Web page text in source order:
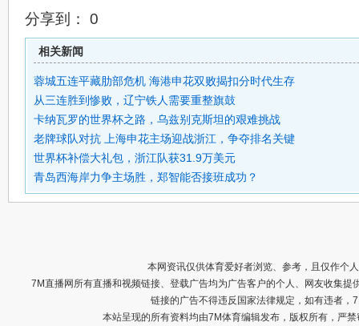
分享到： 0
相关新闻
蓉城五连平藏肋部危机 海港申花双败揭扣分时代生存
从三连胜到惨败，辽宁铁人需要重整旗鼓
卡纳瓦罗的世界杯之路，乌兹别克斯坦的艰难挑战
老牌球队对抗 上海申花主场迎战浙江，争夺排名关键
世界杯补偿大礼包，浙江队获31.9万美元
青岛西海岸力争主场胜，郑智能否接班成功？
本网资讯仅供体育爱好者浏览、参考，且仅作个
7M直播网所有直播和视频链接、登载广告均为广告客户的个人、网友收集
链接的广告不得违反国家法律规定，如有违者
本站呈现的所有资料均由7M体育编辑发布，版权所有，严